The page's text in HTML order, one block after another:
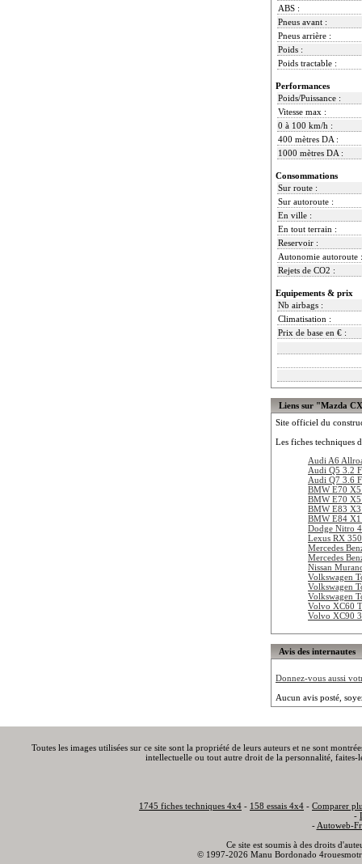
ABS :
Pneus avant :
Pneus arrière :
Poids :
Poids tractable :
Performances
Poids/Puissance :
Vitesse max :
0 à 100 km/h :
400 mètres DA :
1000 mètres DA :
Consommations
Sur route :
Sur autoroute :
En ville :
En tout terrain :
Reservoir :
Autonomie autoroute :
Rejets de CO2 :
Equipements & prix
Nb airbags :
Climatisation :
Prix de base en € :
Liens sur "Mazda
Site officiel du
Les fiches techniques
Audi A6
Audi Q5 3.2
Audi Q7 3.6
BMW E70
BMW E70
BMW E83
BMW E84
Dodge Nitro
Lexus RX 350
Mercedes
Mercedes
Nissan
Volkswagen
Volkswagen
Volkswagen
Volvo XC60
Volvo XC90
Avis des internautes
Donnez-vous aussi
Aucun avis posté,
Toutes les images utilisées sur ce site sont la propriété de leurs auteurs et ne sont
intellectuelle ou tout autre droit de la personnalité,
1745 fiches techniques 4x4 - 158 essais 4x4 - Comparer
-
- Autoweb-
Ce site est soumis à des droits
© 1997-2026 Manu Bordonado